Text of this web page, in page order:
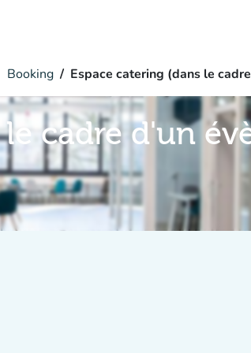
Booking Espace catering (dans le
cadre d'un